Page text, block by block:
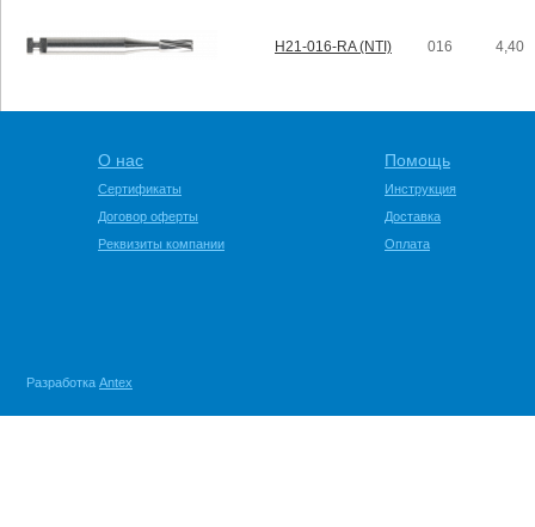
H21-016-RA (NTI) 016 4,40
О нас
Сертификаты
Договор оферты
Реквизиты компании
Помощь
Инструкция
Доставка
Оплата
Разработка Antex